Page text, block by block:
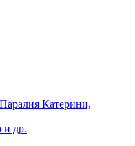
Катерини,
др.